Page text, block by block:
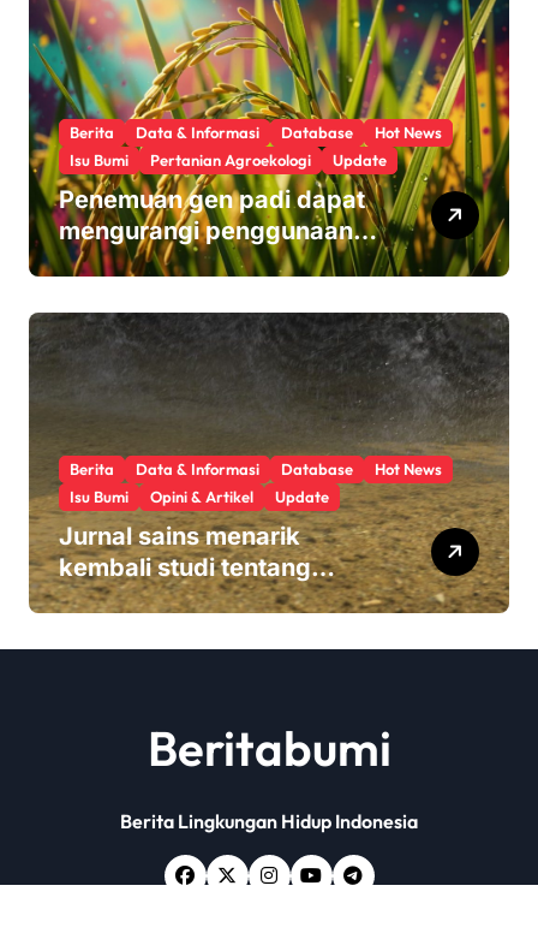
Berita Data & Informasi Database
Hot News
Isu Bumi
Pertanian Agroekologi Update
Penemuan gen padi dapat
mengurangi penggunaan
pupuk sekaligus melindungi
Berita Data & Informasi Database
Hot News
Isu Bumi
Opini & Artikel Update
Jurnal sains menarik
kembali studi tentang
keamanan Monsanto
Beritabumi
Berita Lingkungan Hidup Indonesia